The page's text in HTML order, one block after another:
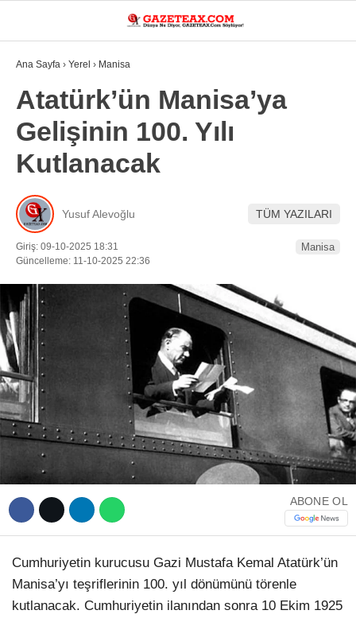
WhatsApp İhbar Hattı
Facebook
Instagram
28.5
MANISA
DÜNYA
ASAYIŞ
GÜNDEM
SIYASET
EKONOMI
SPOR
YEREL
EĞITIM
Ana Sayfa › Yerel › Manisa
Atatürk’ün Manisa’ya
Gelişinin 100. Yılı
Kutlanacak
Yusuf Alevoğlu TÜM YAZILARI
Giriş: 09-10-2025 18:31
Güncelleme: 11-10-2025 22:36
Manisa
ABONE OL
Cumhuriyetin kurucusu Gazi Mustafa Kemal Atatürk’ün
Manisa’yı teşriflerinin 100. yıl dönümünü törenle
kutlanacak. Cumhuriyetin ilanından sonra 10 Ekim 1925